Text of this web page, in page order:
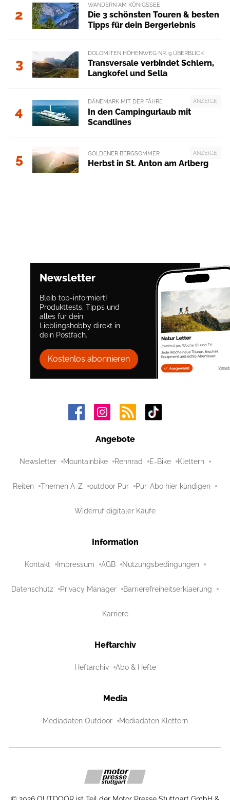
2
WANDERN AM KÖNIGSSEE
Die 3 schönsten Touren & besten
Tipps für dein Bergerlebnis
3
DOLOMITEN HÖHENWEG NR. 9 ÜBERBLICK
Transversale verbindet Schlern,
Langkofel und Sella
4
ANZEIGE
DÄNEMARK MIT DER FÄHRE
In den Campingurlaub mit
Scandlines
5 ANZEIGE
GOLDENER BERGSOMMER
Herbst in St. Anton am Arlberg
Newsletter
Bleib top-informiert!
Produkttests, Tipps und
alles für dein
Lieblingshobby direkt in
dein Postfach.
Kostenlos abonnieren
Angebote
Newsletter Mountainbike Rennrad E-Bike Klettern
Reiten Themen A-Z outdoor Pur Pur-Abo hier kündigen
Widerruf digitaler Käufe
Information
Kontakt Impressum AGB Nutzungsbedingungen
Datenschutz Privacy Manager Barrierefreiheitserklaerung
Karriere
Heftarchiv
Heftarchiv Abo & Hefte
Media
Mediadaten Outdoor Mediadaten Klettern